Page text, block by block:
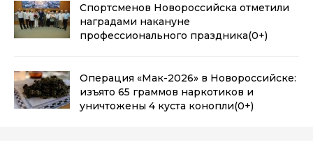
Спортсменов Новороссийска отметили
наградами накануне
профессионального праздника(0+)
Операция «Мак-2026» в Новороссийске:
изъято 65 граммов наркотиков и
уничтожены 4 куста конопли(0+)